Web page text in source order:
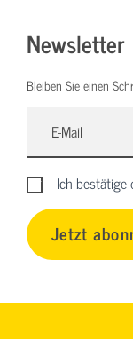
Newsletter
Bleiben Sie einen
Ich bestätige
Jetzt